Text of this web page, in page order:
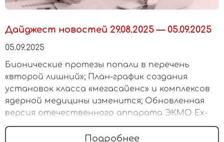
Дайджест новостей 29.08.2025 — 05.09.2025
05.09.2025
Бионические протезы попали в перечень
«второй лишний»; План-график создания
установок класса «мегасайенс» и комплексов
ядерной медицины изменится; Обновленная
версия отечественного аппарата ЭКМО Ex-
Stream готовится к выходу на рынок
Подробнее